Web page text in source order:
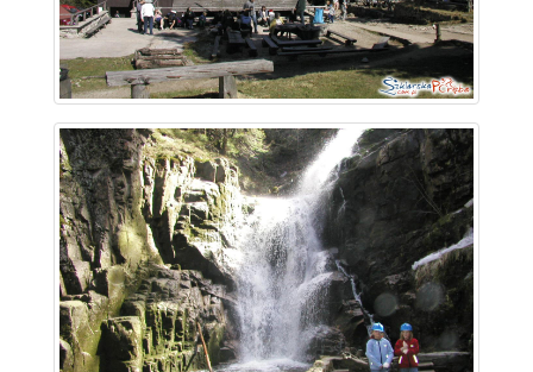
~ 2.3 km
~ 2.4 km